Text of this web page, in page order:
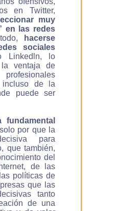
en Twitter,
muy
en las redes
hacerse
sociales
Linkedln, lo
ventaja de
de la
puede ser
fundamental
por que la
para
que también,
del
de las
políticas de
que las
tanto
de una